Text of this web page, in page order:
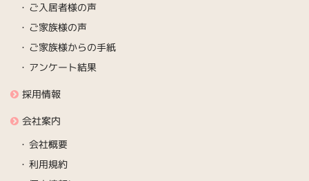
ご入居者様の声
ご家族様の声
ご家族様からの手紙
アンケート結果
採用情報
会社案内
会社概要
利用規約